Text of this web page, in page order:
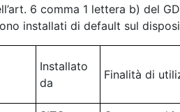
6 comma 1 lettera b) del
installati di default sul
Installato
da
Finalità di